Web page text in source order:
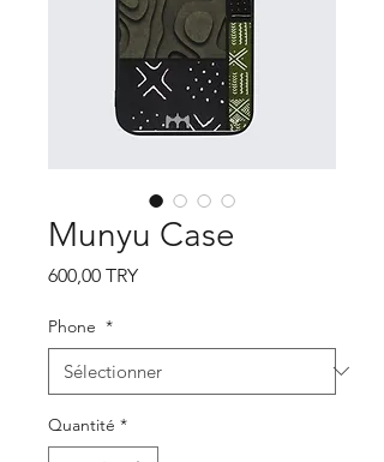
Munyu Case
600,00 TRYPrix
Phone *
Quantité *